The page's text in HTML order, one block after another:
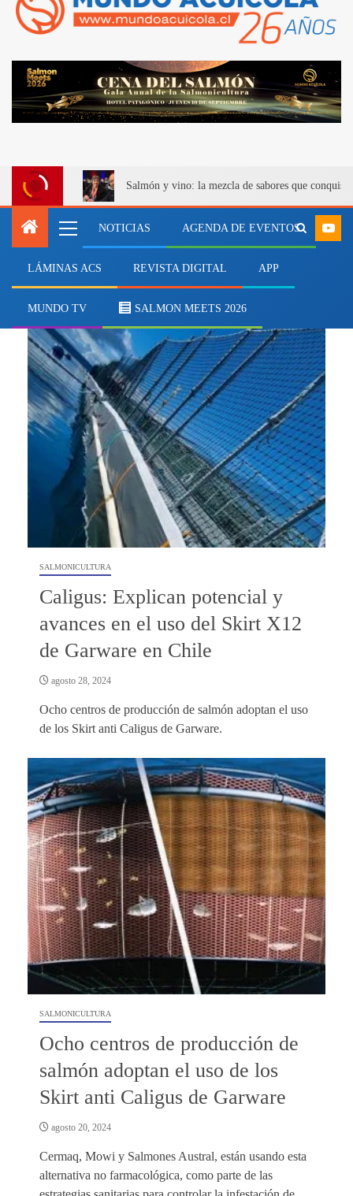
Salmón y vino: la mezcla de sabores que
NOTICIAS AGENDA DE EVENTOS
LÁMINAS ACS REVISTA DIGITAL APP
MUNDO TV SALMON MEETS 2026
Garware Technical Fibres
SALMONICULTURA
Caligus: Explican potencial y
avances en el uso del Skirt X12
de Garware en Chile
agosto 28, 2024
Ocho centros de producción de salmón adoptan el uso
de los Skirt anti Caligus de Garware.
SALMONICULTURA
Ocho centros de producción de
salmón adoptan el uso de los
Skirt anti Caligus de Garware
agosto 20, 2024
Cermaq, Mowi y Salmones Austral, están usando esta
alternativa no farmacológica, como parte de las